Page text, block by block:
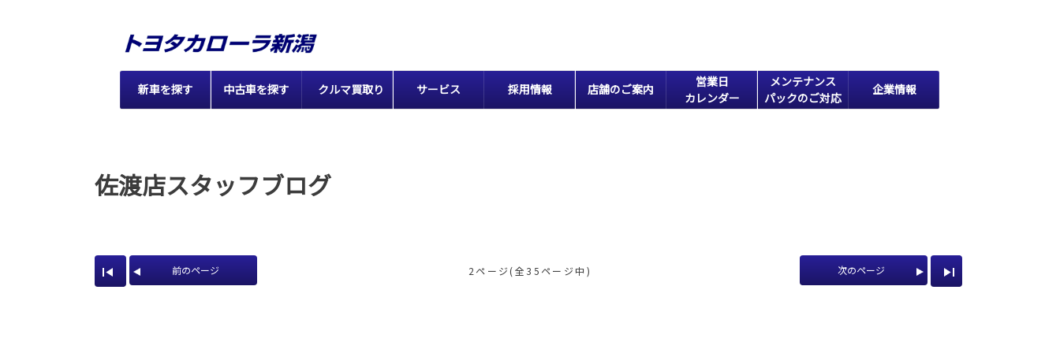
新車を探す 中古車を探す クルマ買取り サービス 採用情報 店舗のご案内
営業日
カレンダー
メンテナンス
パックのご対応
企業情報
佐渡店スタッフブログ
前のページ 2ページ(全35ページ中) 次のページ